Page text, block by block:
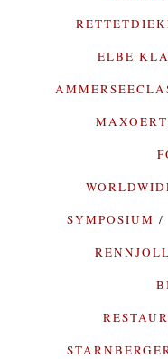
ELBE
SYMPOSIUM